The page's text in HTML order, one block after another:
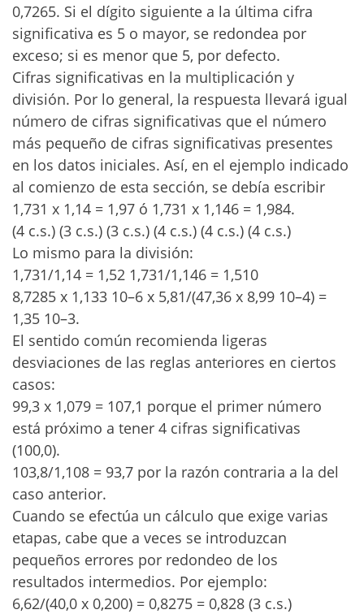
0,7265. Si el dígito siguiente a la última cifra
significativa es 5 o mayor, se redondea por
exceso; si es menor que 5, por defecto.
Cifras significativas en la multiplicación y
división. Por lo general, la respuesta llevará igual
número de cifras significativas que el número
más pequeño de cifras significativas presentes
en los datos iniciales. Así, en el ejemplo indicado
al comienzo de esta sección, se debía escribir
1,731 x 1,14 = 1,97 ó 1,731 x 1,146 = 1,984.
(4 c.s.) (3 c.s.) (3 c.s.) (4 c.s.) (4 c.s.) (4 c.s.)
Lo mismo para la división:
1,731/1,14 = 1,52 1,731/1,146 = 1,510
8,7285 x 1,133 10–6 x 5,81/(47,36 x 8,99 10–4) =
1,35 10–3.
El sentido común recomienda ligeras
desviaciones de las reglas anteriores en ciertos
casos:
99,3 x 1,079 = 107,1 porque el primer número
está próximo a tener 4 cifras significativas
(100,0).
103,8/1,108 = 93,7 por la razón contraria a la del
caso anterior.
Cuando se efectúa un cálculo que exige varias
etapas, cabe que a veces se introduzcan
pequeños errores por redondeo de los
resultados intermedios. Por ejemplo:
6,62/(40,0 x 0,200) = 0,8275 = 0,828 (3 c.s.)